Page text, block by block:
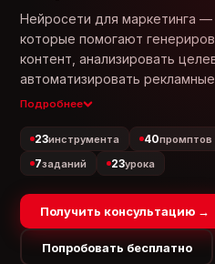
Нейросети для маркетинга
которые помогают
контент, анализировать
автоматизировать
Подробнее
23инструмента 40промптов
7заданий 23урока
Получить консультацию →
Попробовать бесплатно